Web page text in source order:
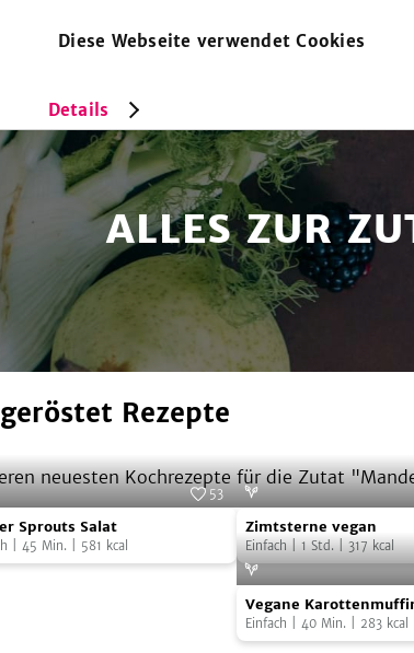
Diese Webseite verwendet Cookies
Details
MAGAZIN
ALLES ZUR
Rezepte
neuesten Kochrezepte für die Zutat "
53
Sprouts Salat
45 Min. 581 kcal
Zimtsterne
vegan
Zimtsterne vegan
Einfach 1 Std. 317 kcal
Vegane
Karottenmuffins
Vegane
Einfach 40 Min. 283 kcal